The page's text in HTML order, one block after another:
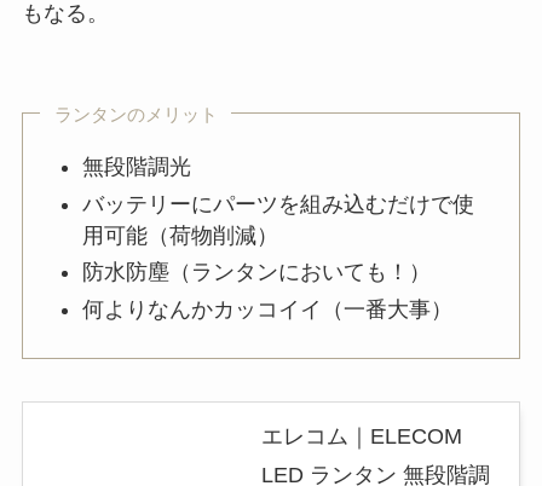
もなる。
ランタンのメリット
無段階調光
バッテリーにパーツを組み込むだけで使
用可能（荷物削減）
防水防塵（ランタンにおいても！）
何よりなんかカッコイイ（一番大事）
エレコム｜ELECOM
LED ランタン 無段階調